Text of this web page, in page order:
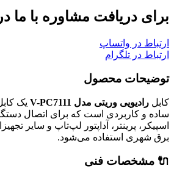
برای دریافت مشاوره با ما
ارتباط در واتساپ
ارتباط در تلگرام
توضیحات محصول
کابل رادیویی وریتی مدل V-PC7111
یک
ساده و کاربردی است که برای اتصال
اسپیکر، پرینتر، آداپتور لپ‌تاپ و سایر
برق شهری استفاده می‌شود.
🔌 مشخصات فنی